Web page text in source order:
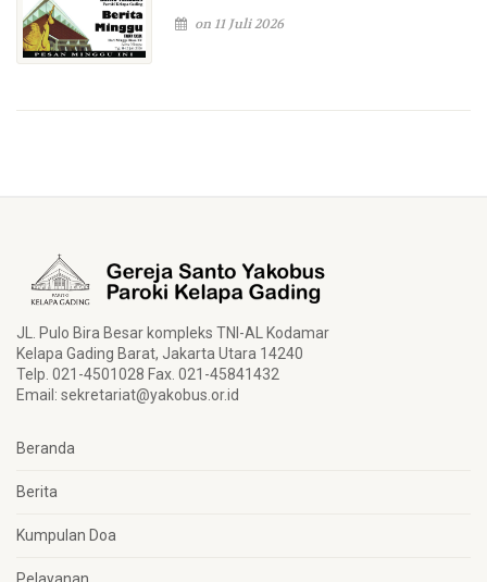
on 11 Juli 2026
JL. Pulo Bira Besar kompleks TNI-AL Kodamar
Kelapa Gading Barat, Jakarta Utara 14240
Telp. 021-4501028 Fax. 021-45841432
Email: sekretariat@yakobus.or.id
Beranda
Berita
Kumpulan Doa